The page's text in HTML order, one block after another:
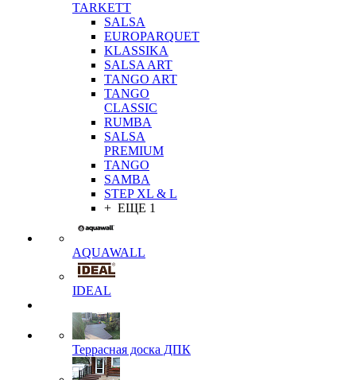
TARKETT
SALSA
EUROPARQUET
KLASSIKA
SALSA ART
TANGO ART
TANGO
CLASSIC
RUMBA
SALSA
PREMIUM
TANGO
SAMBA
STEP XL & L
+ ЕЩЕ 1
AQUAWALL
IDEAL
Террасная доска ДПК